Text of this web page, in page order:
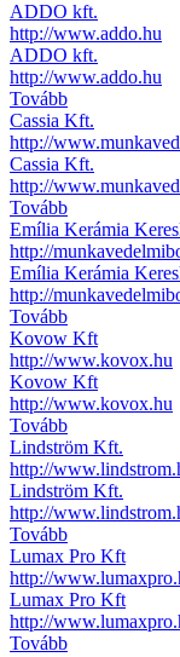
ADDO kft.
http://www.addo.hu
ADDO kft.
http://www.addo.hu
Tovább
Cassia Kft.
http://
Cassia Kft.
http://
Tovább
Emília Kerámia
http://
Emília Kerámia
http://
Tovább
Kovow Kft
http://www.kovox.hu
Kovow Kft
http://www.kovox.hu
Tovább
Lindström Kft.
http://
Lindström Kft.
http://
Tovább
Lumax Pro Kft
http://
Lumax Pro Kft
http://
Tovább